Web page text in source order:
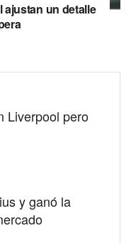
ajustan un detalle
Liverpool pero
y ganó la